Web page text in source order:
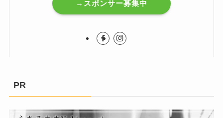
→スポンサー募集中
PR